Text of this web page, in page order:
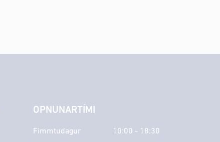
OPNUNARTÍMI
Fimmtudagur
10:00 - 18:30